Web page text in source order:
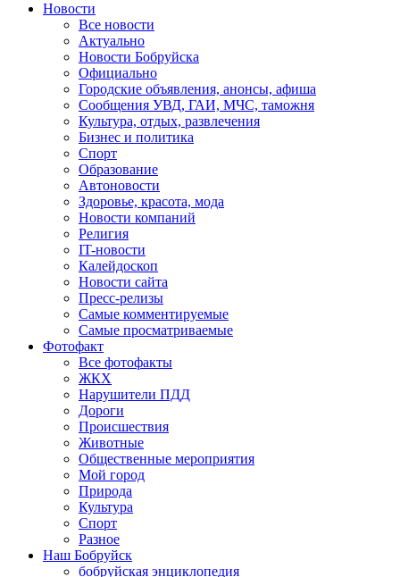
Новости
Все новости
Актуально
Новости Бобруйска
Официально
Городские объявления, анонсы, афиша
Сообщения УВД, ГАИ, МЧС, таможня
Культура, отдых, развлечения
Бизнес и политика
Спорт
Образование
Автоновости
Здоровье, красота, мода
Новости компаний
Религия
IT-новости
Калейдоскоп
Новости сайта
Пресс-релизы
Самые комментируемые
Самые просматриваемые
Фотофакт
Все фотофакты
ЖКХ
Нарушители ПДД
Дороги
Происшествия
Животные
Общественные мероприятия
Мой город
Природа
Культура
Спорт
Разное
Наш Бобруйск
бобруйская энциклопедия